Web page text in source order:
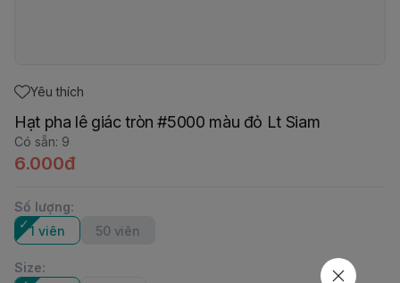
Yêu thích
Hạt pha lê giác tròn #5000 màu đỏ Lt Siam
Có sẵn: 9
6.000đ
Số lượng:
1 viên
50 viên
Size: